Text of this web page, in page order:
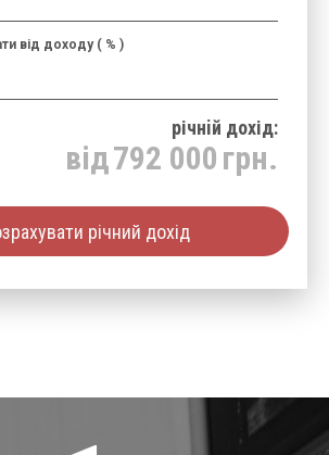
від доходу ( % )
річнiй дохід:
від792 000 грн.
річний дохід